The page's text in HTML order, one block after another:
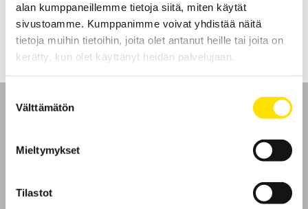
alan kumppaneillemme tietoja siitä, miten käytät
sivustoamme. Kumppanimme voivat yhdistää näitä
tietoja muihin tietoihin, joita olet antanut heille tai joita on
kerätty, kun olet käyttänyt heidän palvelujaan.
valinta
Välttämätön
Mieltymykset
Tilastot
LUE LISÄÄ